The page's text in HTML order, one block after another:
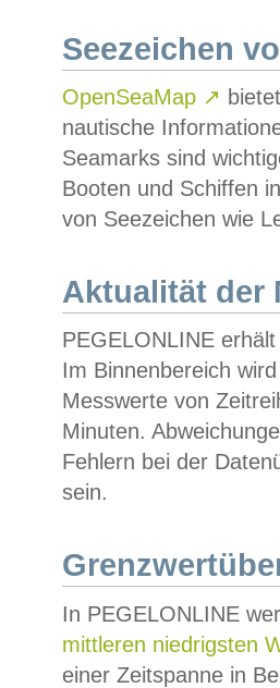
Seezeichen
OpenSeaMap ↗
nautische
Seamarks sind
Booten und Schiffen
von Seezeichen wie
Aktualität der
PEGELONLINE
Im Binnenbereich
Messwerte von
Minuten.
Fehlern bei der
sein.
In PEGELONLINE
mittleren niedrigsten
einer Zeitspanne in